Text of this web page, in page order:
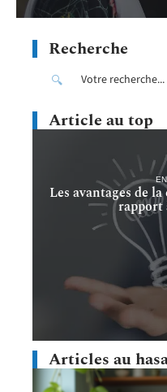
Recherche
Article au top
Les avantages de
rapport
Articles au